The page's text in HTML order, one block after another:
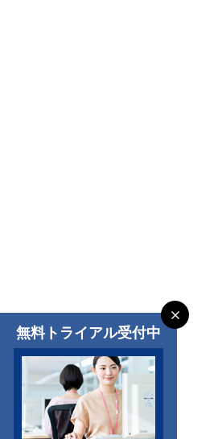
無料トライアル受付中